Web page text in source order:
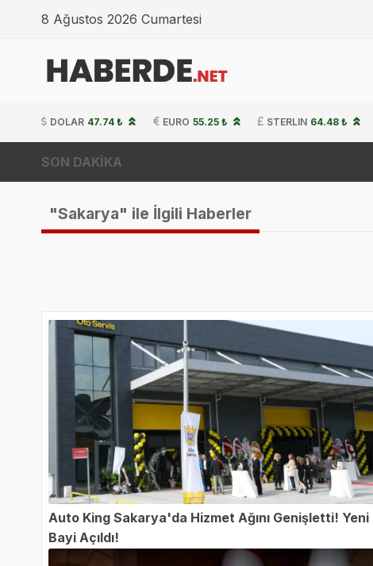
8 Ağustos 2026 Cumartesi
DOLAR 47.74 ₺ EURO 55.25 ₺ STERLIN 64.48 ₺
SON DAKİKA
"Sakarya" ile İlgili Haberler
Auto King Sakarya'da Hizmet Ağını Genişletti! Yeni
Bayi Açıldı!